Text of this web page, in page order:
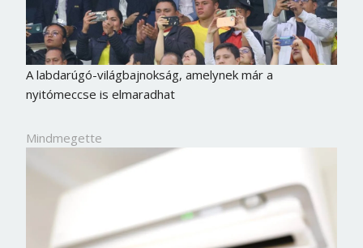
A labdarúgó-világbajnokság, amelynek már a
nyitómeccse is elmaradhat
Mindmegette